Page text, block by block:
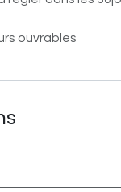
ouvrables